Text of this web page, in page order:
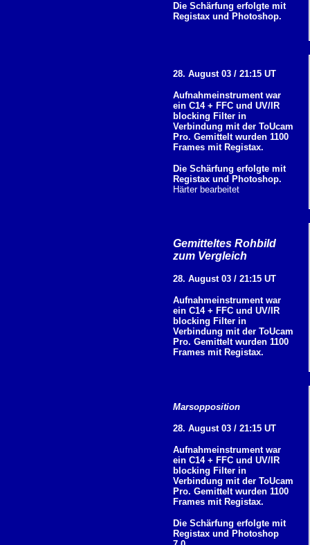
Die Schärfung erfolgte mit
Registax und Photoshop.
28. August 03 / 21:15 UT
Aufnahmeinstrument war
ein C14 + FFC und UV/IR
blocking Filter in
Verbindung mit der ToUcam
Pro. Gemittelt wurden 1100
Frames mit Registax.
Die Schärfung erfolgte mit
Registax und Photoshop.
Härter bearbeitet
Gemitteltes Rohbild
zum Vergleich
28. August 03 / 21:15 UT
Aufnahmeinstrument war
ein C14 + FFC und UV/IR
blocking Filter in
Verbindung mit der ToUcam
Pro. Gemittelt wurden 1100
Frames mit Registax.
Marsopposition
28. August 03 / 21:15 UT
Aufnahmeinstrument war
ein C14 + FFC und UV/IR
blocking Filter in
Verbindung mit der ToUcam
Pro. Gemittelt wurden 1100
Frames mit Registax.
Die Schärfung erfolgte mit
Registax und Photoshop